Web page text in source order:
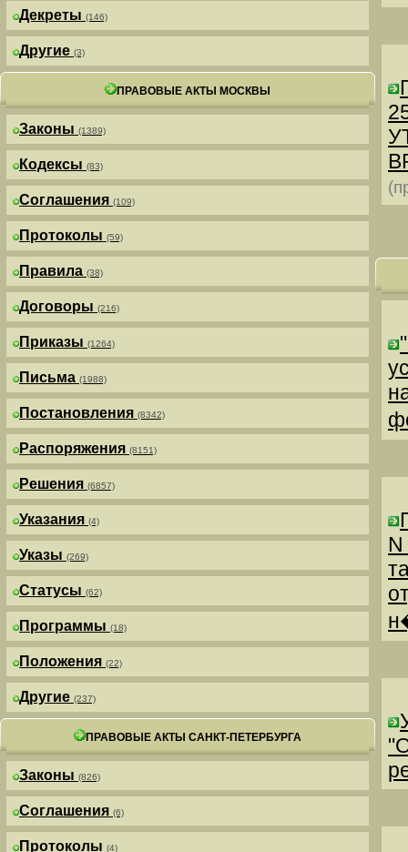
Декреты (146)
Другие (3)
ПРАВОВЫЕ АКТЫ МОСКВЫ
Законы (1389)
Кодексы (83)
Соглашения (109)
Протоколы (59)
Правила (38)
Договоры (216)
Приказы (1264)
Письма (1988)
Постановления (8342)
Распоряжения (8151)
Решения (6857)
Указания (4)
Указы (269)
Статусы (62)
Программы (18)
Положения (22)
Другие (237)
ПРАВОВЫЕ АКТЫ САНКТ-ПЕТЕРБУРГА
Законы (826)
Соглашения (6)
Протоколы (4)